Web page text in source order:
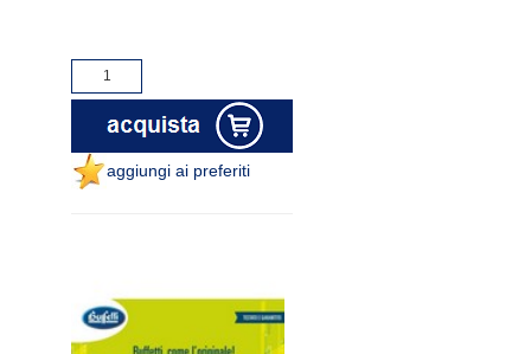
aggiungi ai preferiti